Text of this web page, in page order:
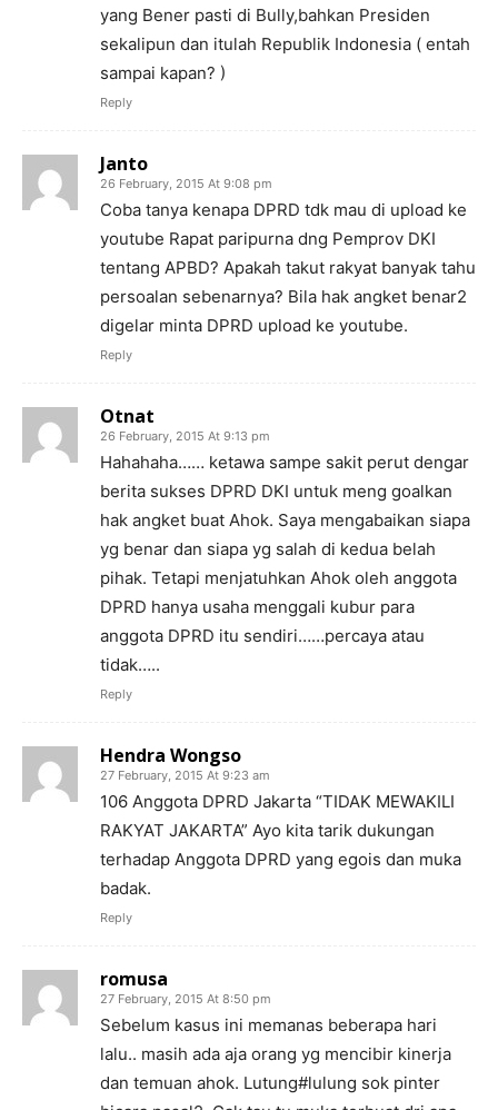
yang Bener pasti di Bully,bahkan Presiden
sekalipun dan itulah Republik Indonesia ( entah
sampai kapan? )
Reply
Janto
26 February, 2015 At 9:08 pm
Coba tanya kenapa DPRD tdk mau di upload ke
youtube Rapat paripurna dng Pemprov DKI
tentang APBD? Apakah takut rakyat banyak tahu
persoalan sebenarnya? Bila hak angket benar2
digelar minta DPRD upload ke youtube.
Reply
Otnat
26 February, 2015 At 9:13 pm
Hahahaha…… ketawa sampe sakit perut dengar
berita sukses DPRD DKI untuk meng goalkan
hak angket buat Ahok. Saya mengabaikan siapa
yg benar dan siapa yg salah di kedua belah
pihak. Tetapi menjatuhkan Ahok oleh anggota
DPRD hanya usaha menggali kubur para
anggota DPRD itu sendiri……percaya atau
tidak…..
Reply
Hendra Wongso
27 February, 2015 At 9:23 am
106 Anggota DPRD Jakarta “TIDAK MEWAKILI
RAKYAT JAKARTA” Ayo kita tarik dukungan
terhadap Anggota DPRD yang egois dan muka
badak.
Reply
romusa
27 February, 2015 At 8:50 pm
Sebelum kasus ini memanas beberapa hari
lalu.. masih ada aja orang yg mencibir kinerja
dan temuan ahok. Lutung#lulung sok pinter